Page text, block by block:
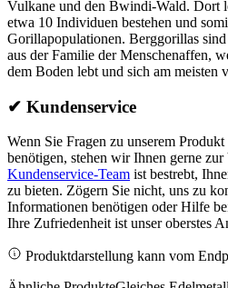
Vulkane und den Bwindi-Wald. Dort
etwa 10 Individuen bestehen und
Gorillapopulationen. Berggorillas
aus der Familie der Menschenaffen,
dem Boden lebt und sich am meisten
✔ Kundenservice
Wenn Sie Fragen zu unserem
benötigen, stehen wir Ihnen gerne
Kundenservice-Team ist bestrebt,
zu bieten. Zögern Sie nicht, uns zu
Informationen benötigen oder Hilfe
Ihre Zufriedenheit ist unser oberstes
Produktdarstellung kann vom